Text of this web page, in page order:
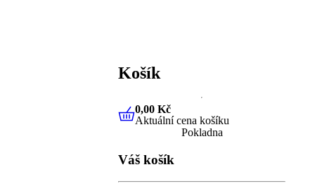
Košík
0,00 KčAktuální cena košíku
0,00 Kč
Aktuální cena košíku
Pokladna
Váš košík